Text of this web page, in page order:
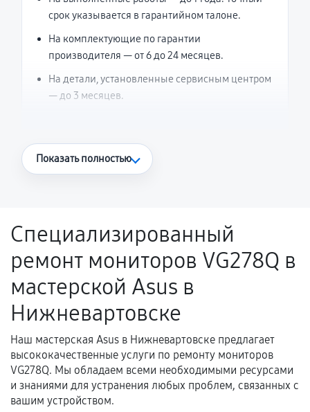
срок указывается в гарантийном талоне.
На комплектующие по гарантии
производителя — от 6 до 24 месяцев.
На детали, установленные сервисным центром
— до 3 месяцев.
Что считается гарантийным случаем
Поломка установленной детали при
нормальной эксплуатации в течение
гарантийного срока.
Несоответствие комплектующей заявленным
техническим характеристикам.
Документы для подтверждения
гарантии
Показать полностью
Специализированный
ремонт мониторов VG278Q в
мастерской Asus в
Нижневартовске
Наш мастерская Asus в Нижневартовске предлагает
высококачественные услуги по ремонту мониторов
VG278Q. Мы обладаем всеми необходимыми ресурсами
и знаниями для устранения любых проблем, связанных с
вашим устройством.